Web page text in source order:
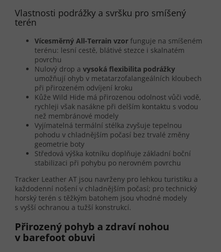
Vlastnosti podrážky a svršku pro smíšený
terén
Vícesměrný All-Terrain vzor funguje na smíšeném
terénu: lesní cestě, blátivé stezce i skalnatém
povrchu
Nulový drop a vysoká flexibilita podrážky
umožňují ohyb v metatarzofalangeálních kloubech
při přirozeném odvíjení kroku
Kůže Wild Hide má přirozenou odolnost vůči vodě,
rychleji však nasákne při delším kontaktu s vodou
než membránové modely
Vyjímatelná termální stélka zvyšuje tepelnou
pohodu v chladnějším počasí bez trvalé změny
geometrie boty
Středová výška kotníku doplňuje základní boční
stabilizaci při pohybu po nerovném povrchu
Tracker Leather AT jsou navrženy pro lehkou turistiku a
každodenní nošení v chladnějším počasí; pro technický
horský terén s těžkým batohem jsou vhodné modely
s vyšší ochranou a tužší konstrukcí.
Přirozený pohyb a zdraví nohou
v barefoot obuvi